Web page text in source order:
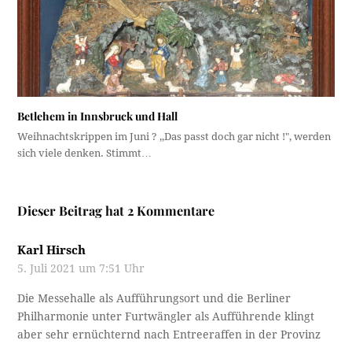
Betlehem in Innsbruck und Hall
Weihnachtskrippen im Juni ? ,,Das passt doch gar nicht !", werden
sich viele denken. Stimmt…
Dieser Beitrag hat 2 Kommentare
Karl Hirsch
5. Juli 2021 um 7:51 Uhr
Die Messehalle als Aufführungsort und die Berliner
Philharmonie unter Furtwängler als Aufführende klingt
aber sehr ernüchternd nach Entreeraffen in der Provinz